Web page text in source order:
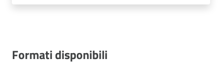
Formati disponibili